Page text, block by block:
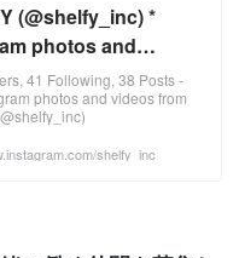
(@shelfy_inc) *
photos and
41 Following, 38 Posts -
photos and videos from
shelfy_inc